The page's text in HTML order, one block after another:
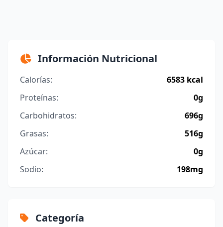
Información Nutricional
Calorías:
6583 kcal
Proteínas:
0g
Carbohidratos:
696g
Grasas:
516g
Azúcar:
0g
Sodio:
198mg
Categoría